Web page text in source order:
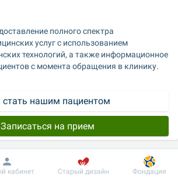
полного спектра
услуг с использованием
технологий, а также информационное
с момента обращения в клинику.
стать нашим пациентом
Записаться на прием
Цены на услуги
Информация Пациенту
кабинет Старый дизайн Фондация